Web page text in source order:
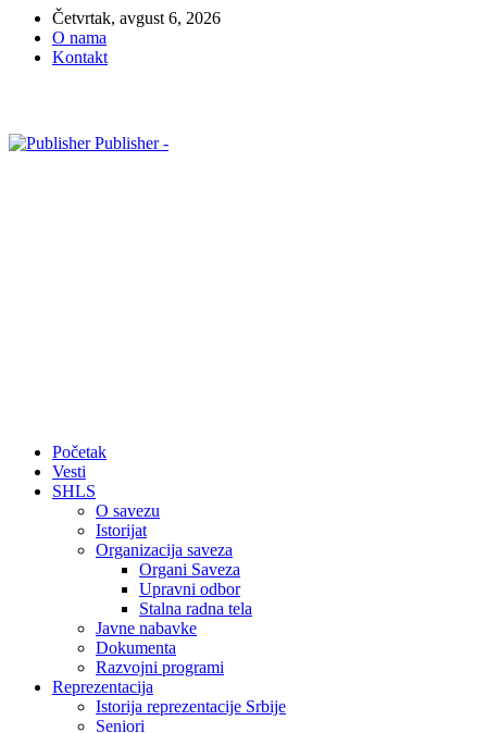
Četvrtak, avgust 6, 2026
O nama
Kontakt
Publisher -
Početak
Vesti
SHLS
O savezu
Istorijat
Organizacija saveza
Organi Saveza
Upravni odbor
Stalna radna tela
Javne nabavke
Dokumenta
Razvojni programi
Reprezentacija
Istorija reprezentacije Srbije
Seniori